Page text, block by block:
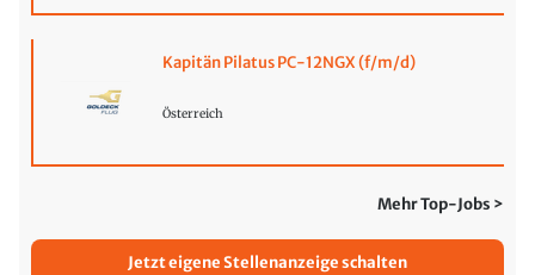
Kapitän Pilatus PC-12NGX (f/m/d)
Österreich
Mehr Top-Jobs >
Jetzt eigene Stellenanzeige schalten